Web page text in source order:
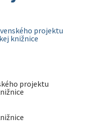
projektu
knižnice
projektu